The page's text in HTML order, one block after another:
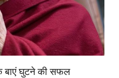
बाएं घुटने की सफल